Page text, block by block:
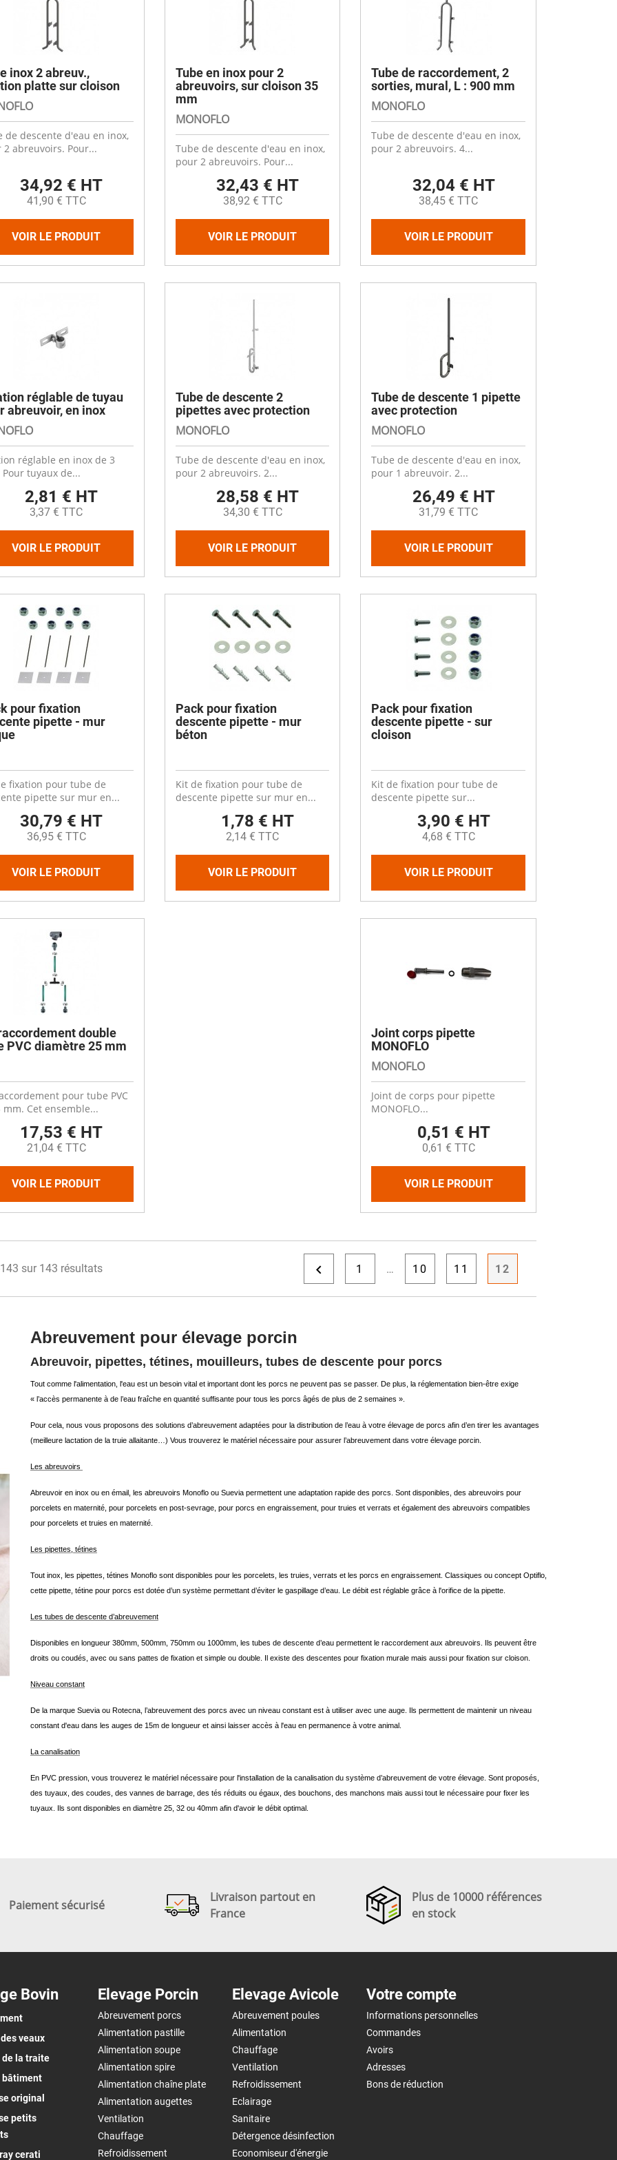
diamètre 50
diamètre 63
membrane carrée
à soupe
Cooling plastique
Brumisation
Cooling inox
Panneaux cooling
Sanitaire élevage
Traitement de l'eau
Equarrissage
Aliment élevage
Electrodistributeurs et électrovannes
Vérins et accessoires
inox 2 abreuv.,
platte sur cloison
de descente d'eau en inox,
2 abreuvoirs. Pour...
34,92 € HT
41,90 € TTC
VOIR LE PRODUIT
Tube en inox pour 2
abreuvoirs, sur cloison 35
mm
MONOFLO
Tube de descente d'eau en inox,
pour 2 abreuvoirs. Pour...
32,43 € HT
38,92 € TTC
VOIR LE PRODUIT
Tube de raccordement, 2
sorties, mural, L : 900 mm
MONOFLO
Tube de descente d'eau en inox,
pour 2 abreuvoirs. 4...
32,04 € HT
38,45 € TTC
VOIR LE PRODUIT
réglable de tuyau
abreuvoir, en inox
réglable en inox de 3
tuyaux de...
2,81 € HT
3,37 € TTC
VOIR LE PRODUIT
Tube de descente 2
pipettes avec protection
MONOFLO
Tube de descente d'eau en inox,
pour 2 abreuvoirs. 2...
28,58 € HT
34,30 € TTC
VOIR LE PRODUIT
Tube de descente 1 pipette
avec protection
MONOFLO
Tube de descente d'eau en inox,
pour 1 abreuvoir. 2...
26,49 € HT
31,79 € TTC
VOIR LE PRODUIT
pour fixation
pipette - mur
fixation pour tube de
pipette sur mur en...
30,79 € HT
36,95 € TTC
VOIR LE PRODUIT
Pack pour fixation
descente pipette - mur
béton
Kit de fixation pour tube de
descente pipette sur mur en...
1,78 € HT
2,14 € TTC
VOIR LE PRODUIT
Pack pour fixation
descente pipette - sur
cloison
Kit de fixation pour tube de
descente pipette sur...
3,90 € HT
4,68 € TTC
VOIR LE PRODUIT
double
PVC diamètre 25 mm
pour tube PVC
Cet ensemble...
17,53 € HT
21,04 € TTC
VOIR LE PRODUIT
Joint corps pipette
MONOFLO
MONOFLO
Joint de corps pour pipette
MONOFLO...
0,51 € HT
0,61 € TTC
VOIR LE PRODUIT
sur 143 résultats  1 … 10 11 12
Abreuvement pour élevage porcin
Abreuvoir, pipettes, tétines, mouilleurs, tubes de descente pour porcs
Tout comme l'alimentation, l'eau est un besoin vital et important dont les porcs ne peuvent pas se passer. De plus, la réglementation bien-être exige
« l’accès permanente à de l’eau fraîche en quantité suffisante pour tous les porcs âgés de plus de 2 semaines ».
Pour cela, nous vous proposons des solutions d’abreuvement adaptées pour la distribution de l’eau à votre élevage de porcs afin d’en tirer les avantages
(meilleure lactation de la truie allaitante…) Vous trouverez le matériel nécessaire pour assurer l’abreuvement dans votre élevage porcin.
Les abreuvoirs
Abreuvoir en inox ou en émail, les abreuvoirs Monoflo ou Suevia permettent une adaptation rapide des porcs. Sont disponibles, des abreuvoirs pour
porcelets en maternité, pour porcelets en post-sevrage, pour porcs en engraissement, pour truies et verrats et également des abreuvoirs compatibles
pour porcelets et truies en maternité.
Les pipettes, tétines
Tout inox, les pipettes, tétines Monoflo sont disponibles pour les porcelets, les truies, verrats et les porcs en engraissement. Classiques ou concept Optiflo,
cette pipette, tétine pour porcs est dotée d’un système permettant d’éviter le gaspillage d’eau. Le débit est réglable grâce à l'orifice de la pipette.
Les tubes de descente d’abreuvement
Disponibles en longueur 380mm, 500mm, 750mm ou 1000mm, les tubes de descente d’eau permettent le raccordement aux abreuvoirs. Ils peuvent être
droits ou coudés, avec ou sans pattes de fixation et simple ou double. Il existe des descentes pour fixation murale mais aussi pour fixation sur cloison.
Niveau constant
De la marque Suevia ou Rotecna, l’abreuvement des porcs avec un niveau constant est à utiliser avec une auge. Ils permettent de maintenir un niveau
constant d'eau dans les auges de 15m de longueur et ainsi laisser accès à l'eau en permanence à votre animal.
La canalisation
En PVC pression, vous trouverez le matériel nécessaire pour l'installation de la canalisation du système d’abreuvement de votre élevage. Sont proposés,
des tuyaux, des coudes, des vannes de barrage, des tés réduits ou égaux, des bouchons, des manchons mais aussi tout le nécessaire pour fixer les
tuyaux. Ils sont disponibles en diamètre 25, 32 ou 40mm afin d'avoir le débit optimal.
Paiement sécurisé
Livraison partout en
France
Plus de 10000 références
en stock
Bovin
veaux
de la traite
bâtiment
original
petits
cerati
Elevage Porcin
Abreuvement porcs
Alimentation pastille
Alimentation soupe
Alimentation spire
Alimentation chaîne plate
Alimentation augettes
Ventilation
Chauffage
Refroidissement
Elevage Avicole
Abreuvement poules
Alimentation
Chauffage
Ventilation
Refroidissement
Eclairage
Sanitaire
Détergence désinfection
Economiseur d'énergie
Votre compte
Informations personnelles
Commandes
Avoirs
Adresses
Bons de réduction